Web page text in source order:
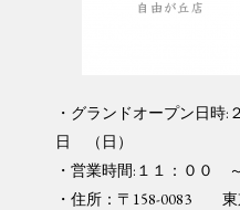
・グランドオープン日
日 （日）
・営業時間:１１：００
・住所：〒158-0083 東